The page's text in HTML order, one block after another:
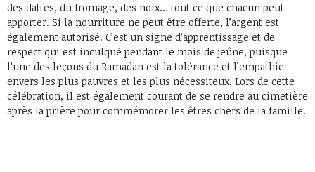
des dattes, du fromage, des noix… tout ce que chacun peut
apporter. Si la nourriture ne peut être offerte, l’argent est
également autorisé. C’est un signe d’apprentissage et de
respect qui est inculqué pendant le mois de jeûne, puisque
l’une des leçons du Ramadan est la tolérance et l’empathie
envers les plus pauvres et les plus nécessiteux. Lors de cette
célébration, il est également courant de se rendre au cimetière
après la prière pour commémorer les êtres chers de la famille.